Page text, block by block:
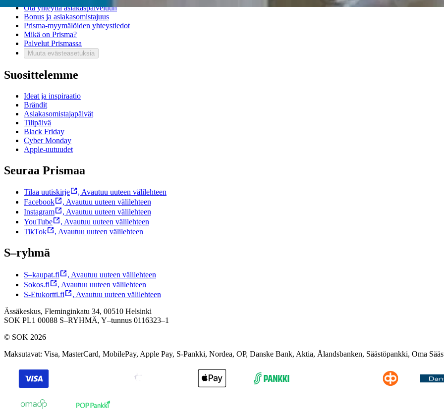
Ota yhteyttä asiakaspalveluun
Bonus ja asiakasomistajuus
Prisma-myymälöiden yhteystiedot
Mikä on Prisma?
Palvelut Prismassa
Muuta evästeasetuksia
Suosittelemme
Ideat ja inspiraatio
Brändit
Asiakasomistajapäivät
Tilipäivä
Black Friday
Cyber Monday
Apple-uutuudet
Seuraa Prismaa
Tilaa uutiskirje , Avautuu uuteen välilehteen
Facebook
, Avautuu uuteen välilehteen
Instagram
, Avautuu uuteen välilehteen
YouTube
, Avautuu uuteen välilehteen
TikTok
, Avautuu uuteen välilehteen
S–ryhmä
S–kaupat.fi , Avautuu uuteen välilehteen
Sokos.fi
, Avautuu uuteen välilehteen
S-Etukortti.fi
, Avautuu uuteen välilehteen
Ässäkeskus, Fleminginkatu 34, 00510 Helsinki
SOK PL1 00088 S–RYHMÄ, Y–tunnus 0116323–1
© SOK 2026
Maksutavat: Visa, MasterCard, MobilePay, Apple Pay, S-Pankki, Nordea, OP, Danske Bank, Aktia, Ålandsbanken, Säästöpankki, Oma